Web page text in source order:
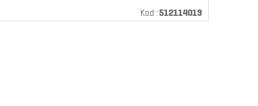
Karma zawiera minerały i witaminy dla
Kod :512114019